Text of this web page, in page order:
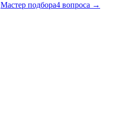
Мастер подбора4 вопроса →